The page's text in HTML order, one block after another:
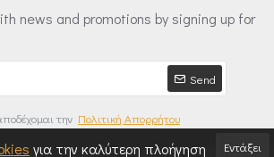
news and promotions by signing up for
Send
την Πολιτική Απορρήτου
Εντάξει
για την καλύτερη πλοήγηση